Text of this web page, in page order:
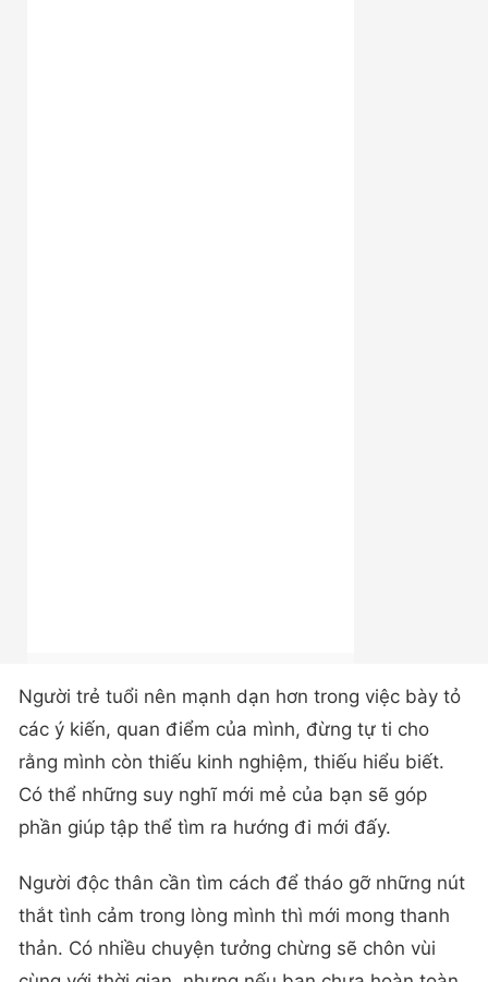
Người trẻ tuổi nên mạnh dạn hơn trong việc bày tỏ
các ý kiến, quan điểm của mình, đừng tự ti cho
rằng mình còn thiếu kinh nghiệm, thiếu hiểu biết.
Có thể những suy nghĩ mới mẻ của bạn sẽ góp
phần giúp tập thể tìm ra hướng đi mới đấy.
Người độc thân cần tìm cách để tháo gỡ những nút
thắt tình cảm trong lòng mình thì mới mong thanh
thản. Có nhiều chuyện tưởng chừng sẽ chôn vùi